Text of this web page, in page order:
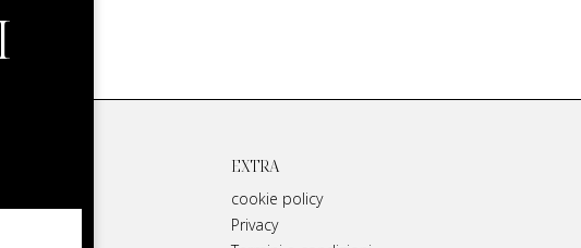
EXTRA
cookie policy
Privacy